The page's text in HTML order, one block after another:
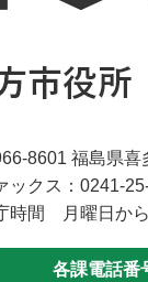
8601 福島県
ックス：0241-
時間 月曜日から
各課電話番